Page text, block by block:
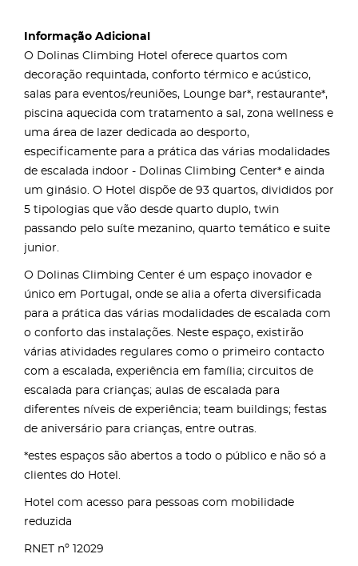
Informação Adicional
O Dolinas Climbing Hotel oferece quartos com
decoração requintada, conforto térmico e acústico,
salas para eventos/reuniões, Lounge bar*, restaurante*,
piscina aquecida com tratamento a sal, zona wellness e
uma área de lazer dedicada ao desporto,
especificamente para a prática das várias modalidades
de escalada indoor - Dolinas Climbing Center* e ainda
um ginásio. O Hotel dispõe de 93 quartos, divididos por
5 tipologias que vão desde quarto duplo, twin
passando pelo suíte mezanino, quarto temático e suite
junior.
O Dolinas Climbing Center é um espaço inovador e
único em Portugal, onde se alia a oferta diversificada
para a prática das várias modalidades de escalada com
o conforto das instalações. Neste espaço, existirão
várias atividades regulares como o primeiro contacto
com a escalada, experiência em família; circuitos de
escalada para crianças; aulas de escalada para
diferentes níveis de experiência; team buildings; festas
de aniversário para crianças, entre outras.
*estes espaços são abertos a todo o público e não só a
clientes do Hotel.
Hotel com acesso para pessoas com mobilidade
reduzida
RNET nº 12029